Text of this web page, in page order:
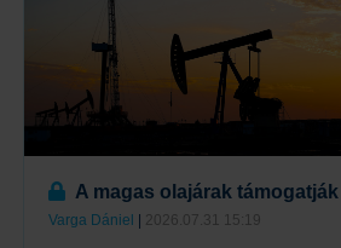
A magas olajárak
Varga Dániel 2026.07.31 15:19